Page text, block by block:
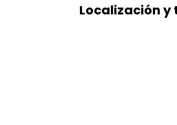
Localización y